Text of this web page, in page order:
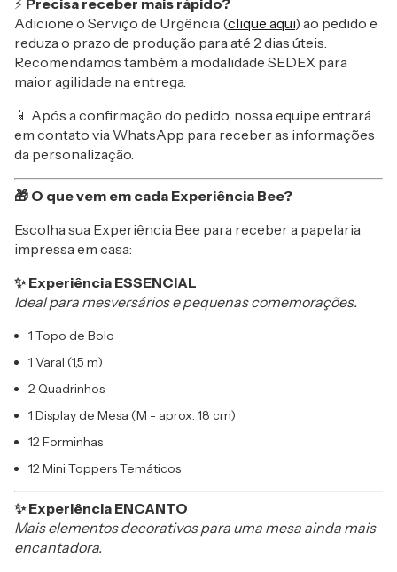
⚡ Precisa receber mais rápido?
Adicione o Serviço de Urgência (clique aqui) ao pedido e
reduza o prazo de produção para até 2 dias úteis.
Recomendamos também a modalidade SEDEX para
maior agilidade na entrega.
📱 Após a confirmação do pedido, nossa equipe entrará
em contato via WhatsApp para receber as informações
da personalização.
🎁 O que vem em cada Experiência Bee?
Escolha sua Experiência Bee para receber a papelaria
impressa em casa:
✨ Experiência ESSENCIAL
Ideal para mesversários e pequenas comemorações.
1 Topo de Bolo
1 Varal (1,5 m)
2 Quadrinhos
1 Display de Mesa (M - aprox. 18 cm)
12 Forminhas
12 Mini Toppers Temáticos
✨ Experiência ENCANTO
Mais elementos decorativos para uma mesa ainda mais
encantadora.